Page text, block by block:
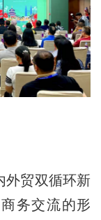
贸双循环新
务交流的形